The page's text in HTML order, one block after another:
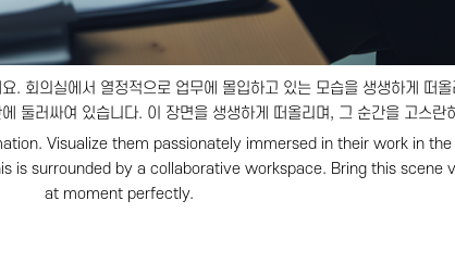
. 회의실에서 열정적으로 업무에 몰입하고 있는 모습을 생생하게 떠
둘러싸여 있습니다. 이 장면을 생생하게 떠올리며, 그 순간을 고스란
Visualize them passionately immersed in their work in
is surrounded by a collaborative workspace. Bring this scene
at moment perfectly.